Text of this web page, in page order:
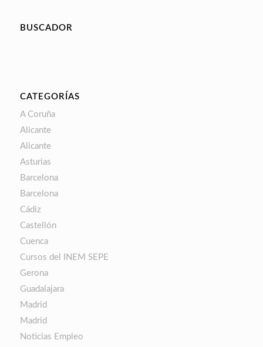
BUSCADOR
CATEGORÍAS
A Coruña
Alicante
Alicante
Asturias
Barcelona
Barcelona
Cádiz
Castellón
Cuenca
Cursos del INEM SEPE
Gerona
Guadalajara
Madrid
Madrid
Noticias Empleo